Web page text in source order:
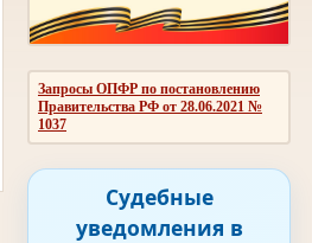
Запросы ОПФР по постановлению
Правительства РФ от 28.06.2021 №
1037
Судебные
уведомления в